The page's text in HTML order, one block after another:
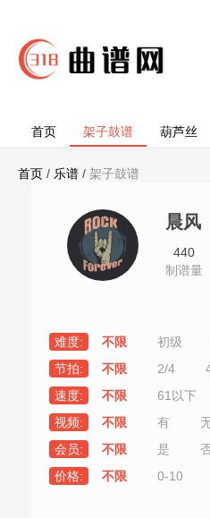
首页 架子鼓谱 葫芦丝
首页 / 乐谱 / 架子鼓谱
晨风
440
制谱量
难度: 不限 初级
节拍:
不限 2/4
速度:
不限 61以下
视频:
不限 有
会员:
不限 是
价格:
不限 0-10